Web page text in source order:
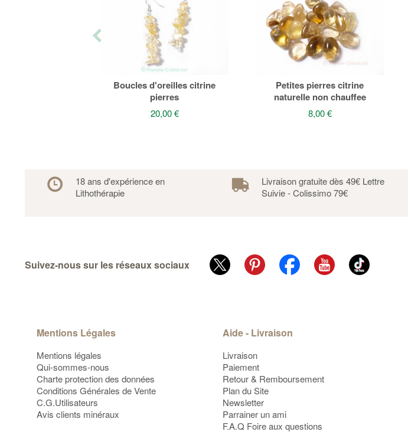
Boucles d'oreilles citrine
pierres
20,00 €
Petites pierres citrine
naturelle non chauffee
8,00 €
18 ans d'expérience en
Lithothérapie
Livraison gratuite dès 49€ Lettre
Suivie - Colissimo 79€
Suivez-nous sur les réseaux sociaux
Mentions Légales
Mentions légales
Qui-sommes-nous
Charte protection des données
Conditions Générales de Vente
C.G.Utilisateurs
Avis clients minéraux
Aide - Livraison
Livraison
Paiement
Retour & Remboursement
Plan du Site
Newsletter
Parrainer un ami
F.A.Q Foire aux questions